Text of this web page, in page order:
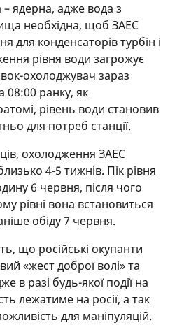
ядерна, адже вода з
необхідна, щоб ЗАЕС
для конденсаторів турбін і
рівня води загрожує
охолоджувач зараз
ранку, як
рівень води становив
для потреб станції.
охолодження ЗАЕС
4-5 тижнів. Пік рівня
6 червня, після чого
рівні вона встановиться
обіду 7 червня.
що російські окупанти
«жест доброї волі» та
в разі будь-якої події на
лежатиме на росії, а так
для маніпуляцій.